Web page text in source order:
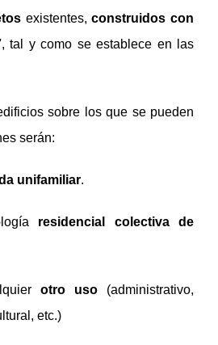
existentes,construidos con
, tal y como se establece en las
sobre los que se pueden
serán:
unifamiliar.
residencial colectiva de
otro uso (administrativo,
etc.)